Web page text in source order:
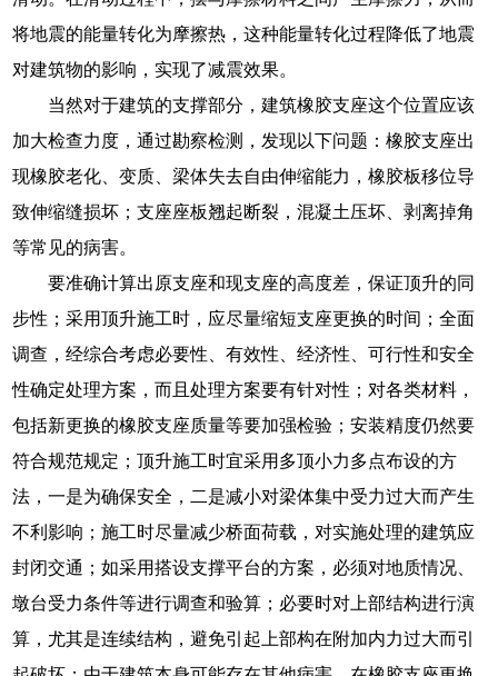
将地震的能量转化为摩擦热，这种能量转化过程降低了地震
对建筑物的影响，实现了减震效果。
当然对于建筑的支撑部分，建筑橡胶支座这个位置应该
加大检查力度，通过勘察检测，发现以下问题：橡胶支座出
现橡胶老化、变质、梁体失去自由伸缩能力，橡胶板移位导
致伸缩缝损坏；支座座板翘起断裂，混凝土压坏、剥离掉角
等常见的病害。
要准确计算出原支座和现支座的高度差，保证顶升的同
步性；采用顶升施工时，应尽量缩短支座更换的时间；全面
调查，经综合考虑必要性、有效性、经济性、可行性和安全
性确定处理方案，而且处理方案要有针对性；对各类材料，
包括新更换的橡胶支座质量等要加强检验；安装精度仍然要
符合规范规定；顶升施工时宜采用多顶小力多点布设的方
法，一是为确保安全，二是减小对梁体集中受力过大而产生
不利影响；施工时尽量减少桥面荷载，对实施处理的建筑应
封闭交通；如采用搭设支撑平台的方案，必须对地质情况、
墩台受力条件等进行调查和验算；必要时对上部结构进行演
算，尤其是连续结构，避免引起上部构在附加内力过大而引